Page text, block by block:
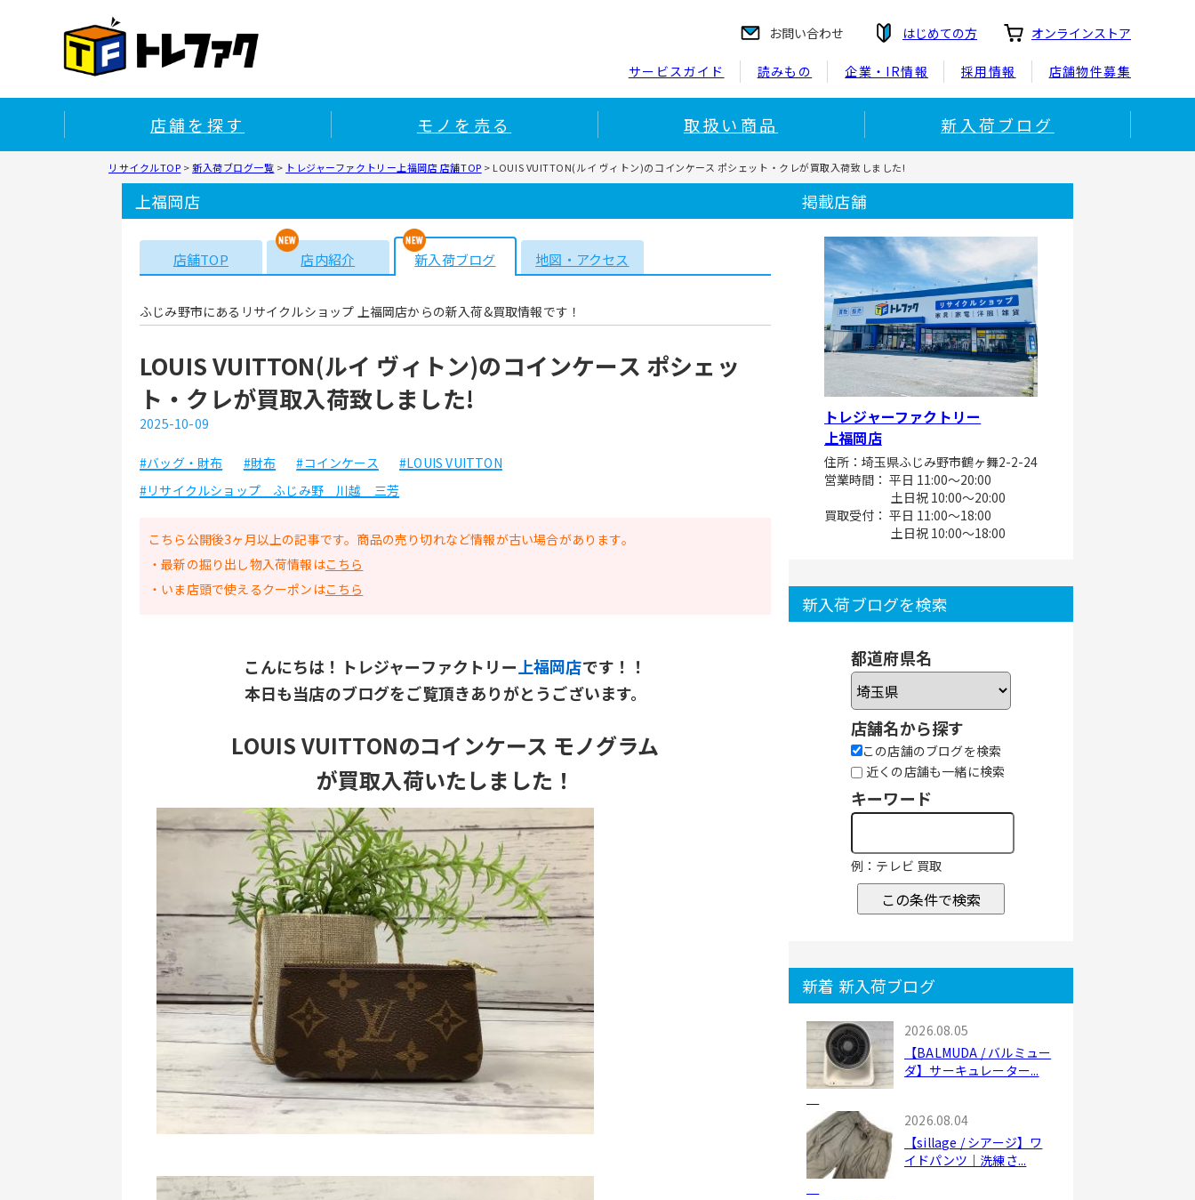
お問い合わせ はじめての方 オンラインストア
サービスガイド 読みもの 企業・IR情報 採用情報 店舗物件募集
店舗を探す モノを売る 取扱い商品 新入荷ブログ
リサイクルTOP >新入荷ブログ一覧 > トレジャーファクトリー上福岡店 店舗TOP > LOUIS VUITTON(ルイ ヴィトン)のコインケース ポシェット・クレが買取入荷致しました!
上福岡店
店舗TOP 店内紹介 新入荷ブログ 地図・アクセス
ふじみ野市にあるリサイクルショップ 上福岡店からの新入荷&買取情報です！
LOUIS VUITTON(ルイ ヴィトン)のコインケース ポシェッ
ト・クレが買取入荷致しました!
2025-10-09
#バッグ・財布 #財布 #コインケース
#LOUIS VUITTON
#リサイクルショップ ふじみ野 川越 三芳
こちら公開後3ヶ月以上の記事です。商品の売り切れなど情報が古い場合があります。
・最新の掘り出し物入荷情報はこちら
・いま店頭で使えるクーポンはこちら
こんにちは！トレジャーファクトリー上福岡店です！！
本日も当店のブログをご覧頂きありがとうございます。
LOUIS VUITTONのコインケース モノグラム
が買取入荷いたしました！
掲載店舗
トレジャーファクトリー
上福岡店
住所：埼玉県ふじみ野市鶴ヶ舞2-2-24
営業時間： 平日 11:00～20:00
土日祝 10:00～20:00
買取受付： 平日 11:00～18:00
土日祝 10:00～18:00
新入荷ブログを検索
都道府県名
店舗名から探す
この店舗のブログを検索
近くの店舗も一緒に検索
キーワード
例：テレビ 買取
この条件で検索
新着 新入荷ブログ
2026.08.05
【BALMUDA / バルミュー
ダ】サーキュレーター...
2026.08.04
【sillage / シアージ】ワ
イドパンツ｜洗練さ...